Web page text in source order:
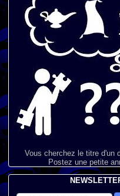
Vous cherchez le titre d'un
Postez une petite